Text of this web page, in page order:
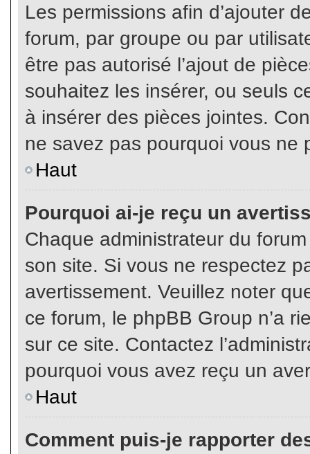
Les permissions afin d’ajouter
forum, par groupe ou par
être pas autorisé l’ajout de
souhaitez les insérer, ou seuls
à insérer des pièces jointes.
ne savez pas pourquoi vous ne
Haut
Pourquoi ai-je reçu un
Chaque administrateur du
son site. Si vous ne respectez
avertissement. Veuillez noter
ce forum, le phpBB Group n’a
sur ce site. Contactez
pourquoi vous avez reçu un
Haut
Comment puis-je rapporter